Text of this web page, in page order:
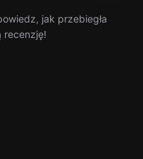
jak przebiegła
recenzję!